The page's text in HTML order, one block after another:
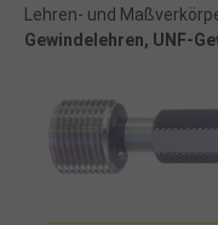
Lehren- und
Gewindelehren, UNF-